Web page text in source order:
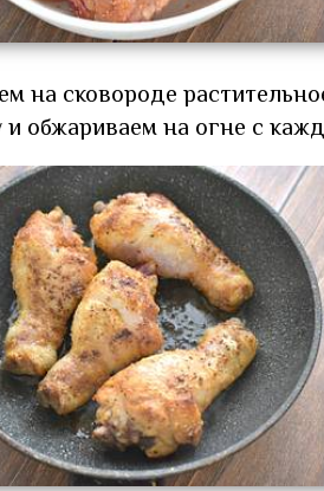
на сковороде
и обжариваем на огне с